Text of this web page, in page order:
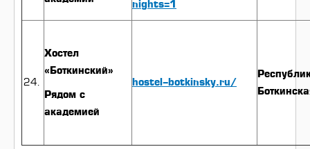
nights=1
Хостел
«Боткинский»
Рядом с
академией
hostel-botkinsky.ru/